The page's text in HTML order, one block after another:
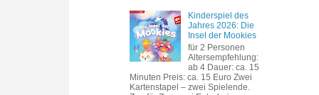
Kinderspiel des
Jahres 2026: Die
Insel der Mookies
für 2 Personen
Altersempfehlung:
ab 4 Dauer: ca. 15
Minuten Preis: ca. 15 Euro Zwei
Kartenstapel – zwei Spielende.